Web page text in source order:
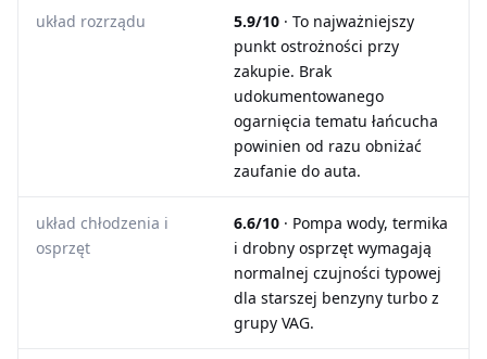
układ rozrządu 5.9/10 · To najważniejszy
punkt ostrożności przy
zakupie. Brak
udokumentowanego
ogarnięcia tematu łańcucha
powinien od razu obniżać
zaufanie do auta.
układ chłodzenia i
osprzęt
6.6/10 · Pompa wody, termika
i drobny osprzęt wymagają
normalnej czujności typowej
dla starszej benzyny turbo z
grupy VAG.